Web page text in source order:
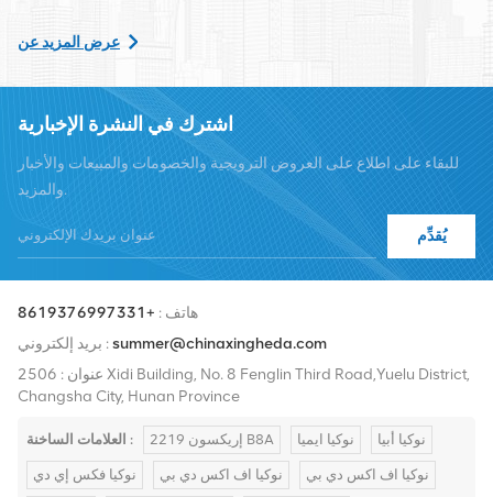
الشاملة مثل النقل وإمدادات الطاقة والوحدات الضوئية، الكابلات
سنقوم بتوسيع حصتنا في السوق الدولية بمنتجات عالية الجودة وخدمات
عالية الجودة وأسعار معقولة والتسليم في الوقت المناسب.
عرض المزيد عن
اشترك في النشرة الإخبارية
للبقاء على اطلاع على العروض الترويجية والخصومات والمبيعات والأخبار
والمزيد.
يُقدِّم
هاتف : +8619376997331
بريد إلكتروني :summer@chinaxingheda.com
عنوان : 2506 Xidi Building, No. 8 Fenglin Third Road,Yuelu District,
Changsha City, Hunan Province
العلامات الساخنة : إريكسون 2219 B8A نوكيا ايميا نوكيا أبيا
نوكيا فكس إي دي نوكيا اف اكس دي بي نوكيا اف اكس دي بي